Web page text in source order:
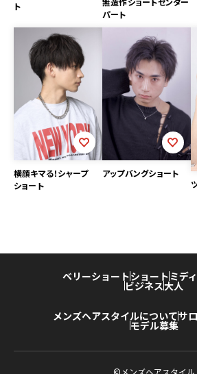
ト
パート
横顔キマる！シャープ
ショート
アップバングショート
ベリーショートショート ミデ
ビジネス大人
メンズヘアスタイルについてサ
モデル募集
©メンズヘアスタイル